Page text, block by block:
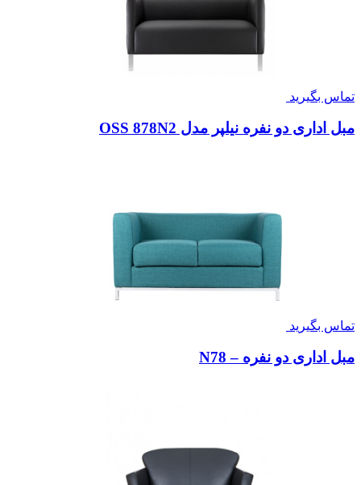
تماس بگیرید
مبل اداری دو نفره نیلپر مدل OSS 878N2
تماس بگیرید
مبل اداری دو نفره – N78